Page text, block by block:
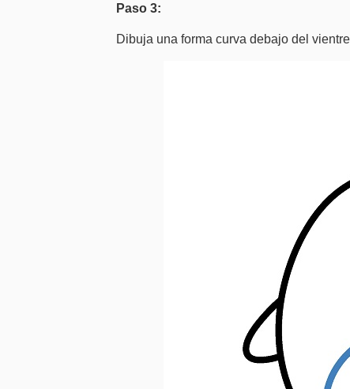
Paso 3:
Dibuja una forma curva debajo del